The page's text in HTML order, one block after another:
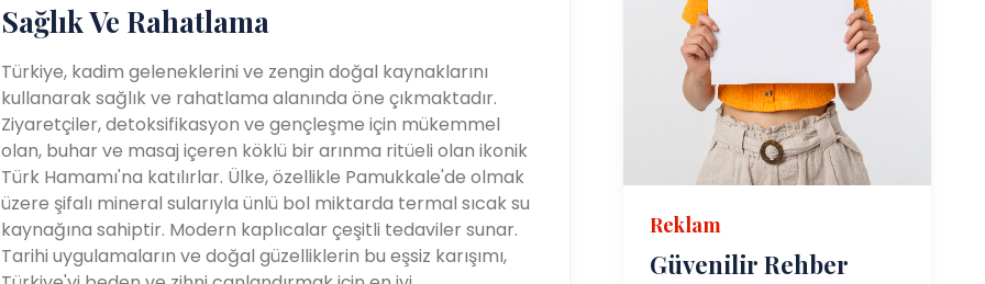
Sağlık Ve Rahatlama
Türkiye, kadim geleneklerini ve zengin doğal kaynaklarını
kullanarak sağlık ve rahatlama alanında öne çıkmaktadır.
Ziyaretçiler, detoksifikasyon ve gençleşme için mükemmel
olan, buhar ve masaj içeren köklü bir arınma ritüeli olan ikonik
Türk Hamamı'na katılırlar. Ülke, özellikle Pamukkale'de olmak
üzere şifalı mineral sularıyla ünlü bol miktarda termal sıcak su
kaynağına sahiptir. Modern kaplıcalar çeşitli tedaviler sunar.
Tarihi uygulamaların ve doğal güzelliklerin bu eşsiz karışımı,
Reklam
Güvenilir Rehber